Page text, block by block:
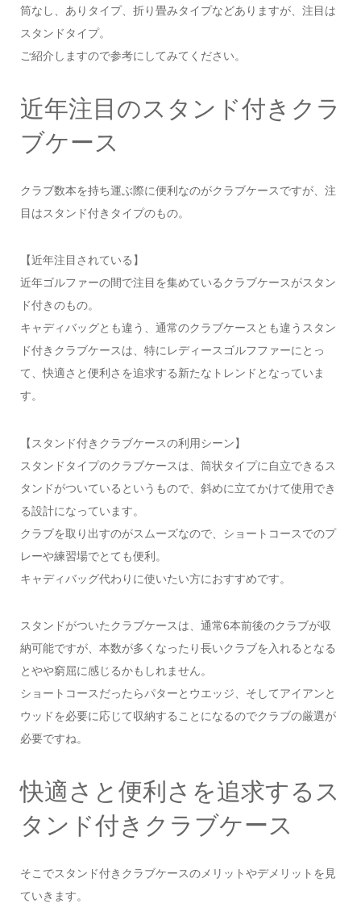
筒なし、ありタイプ、折り畳みタイプなどありますが、注目は
スタンドタイプ。
ご紹介しますので参考にしてみてください。
近年注目のスタンド付きクラ
ブケース
クラブ数本を持ち運ぶ際に便利なのがクラブケースですが、注
目はスタンド付きタイプのもの。
【近年注目されている】
近年ゴルファーの間で注目を集めているクラブケースがスタン
ド付きのもの。
キャディバッグとも違う、通常のクラブケースとも違うスタン
ド付きクラブケースは、特にレディースゴルフファーにとっ
て、快適さと便利さを追求する新たなトレンドとなっていま
す。
【スタンド付きクラブケースの利用シーン】
スタンドタイプのクラブケースは、筒状タイプに自立できるス
タンドがついているというもので、斜めに立てかけて使用でき
る設計になっています。
クラブを取り出すのがスムーズなので、ショートコースでのプ
レーや練習場でとても便利。
キャディバッグ代わりに使いたい方におすすめです。
スタンドがついたクラブケースは、通常6本前後のクラブが収
納可能ですが、本数が多くなったり長いクラブを入れるとなる
とやや窮屈に感じるかもしれません。
ショートコースだったらパターとウエッジ、そしてアイアンと
ウッドを必要に応じて収納することになるのでクラブの厳選が
必要ですね。
快適さと便利さを追求するス
タンド付きクラブケース
そこでスタンド付きクラブケースのメリットやデメリットを見
ていきます。